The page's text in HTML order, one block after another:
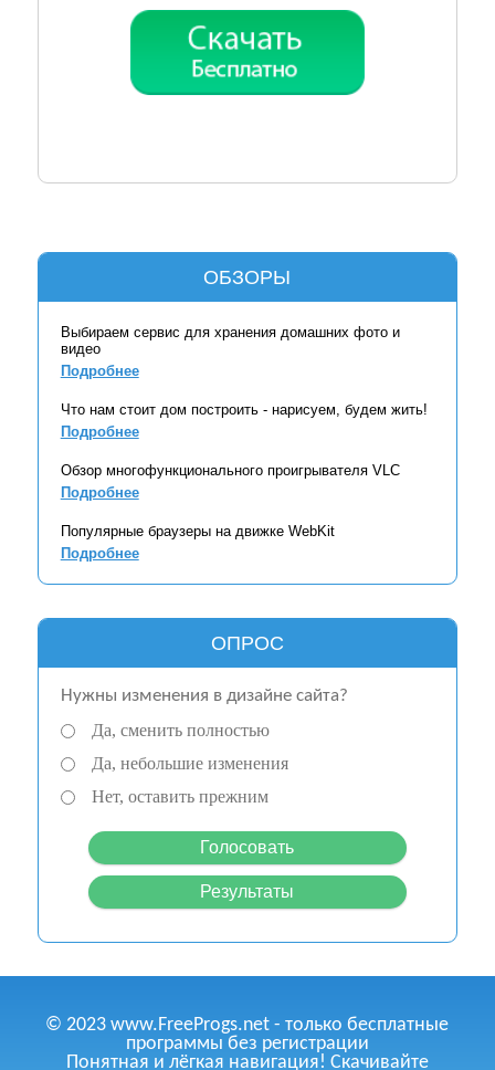
ОБЗОРЫ
Выбираем сервис для хранения домашних фото и
видео
Подробнее
Что нам стоит дом построить - нарисуем, будем жить!
Подробнее
Обзор многофункционального проигрывателя VLC
Подробнее
Популярные браузеры на движке WebKit
Подробнее
ОПРОС
Нужны изменения в дизайне сайта?
Да, сменить полностью
Да, небольшие изменения
Нет, оставить прежним
Тестирование онлайн
Другие программы
© 2023 www.FreeProgs.net - только бесплатные
программы без регистрации
Понятная и лёгкая навигация! Скачивайте